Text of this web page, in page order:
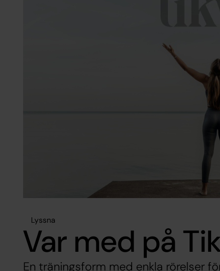
Lyssna
Var med på
En träningsform med enkla rörelser